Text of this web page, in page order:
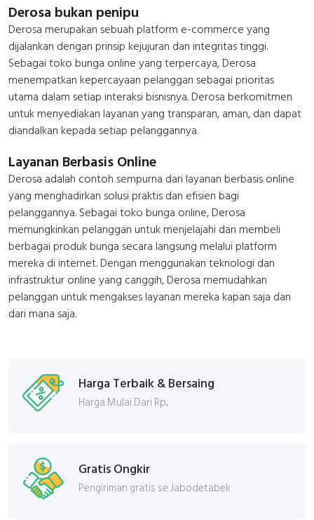
Derosa bukan penipu
Derosa merupakan sebuah platform e-commerce yang
dijalankan dengan prinsip kejujuran dan integritas tinggi.
Sebagai toko bunga online yang terpercaya, Derosa
menempatkan kepercayaan pelanggan sebagai prioritas
utama dalam setiap interaksi bisnisnya. Derosa berkomitmen
untuk menyediakan layanan yang transparan, aman, dan dapat
diandalkan kepada setiap pelanggannya.
Layanan Berbasis Online
Derosa adalah contoh sempurna dari layanan berbasis online
yang menghadirkan solusi praktis dan efisien bagi
pelanggannya. Sebagai toko bunga online, Derosa
memungkinkan pelanggan untuk menjelajahi dan membeli
berbagai produk bunga secara langsung melalui platform
mereka di internet. Dengan menggunakan teknologi dan
infrastruktur online yang canggih, Derosa memudahkan
pelanggan untuk mengakses layanan mereka kapan saja dan
dari mana saja.
Harga Terbaik & Bersaing
Harga Mulai Dari Rp...
Gratis Ongkir
Pengiriman gratis se Jabodetabek